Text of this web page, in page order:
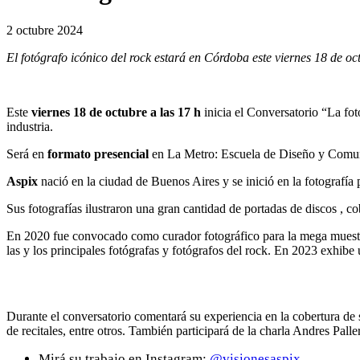
2 octubre 2024
El fotógrafo icónico del rock estará en Córdoba este viernes 18 de
Este viernes 18 de octubre a las 17 h inicia el Conversatorio “La
industria.
Será en formato presencial en La Metro: Escuela de Diseño y
Aspix nació en la ciudad de Buenos Aires y se inició en la
Sus fotografías ilustraron una gran cantidad de portadas de discos ,
En 2020 fue convocado como curador fotográfico para la mega
las y los principales fotógrafas y fotógrafos del rock. En 2023
Durante el conversatorio comentará su experiencia en la cobertura
de recitales, entre otros. También participará de la charla Andres